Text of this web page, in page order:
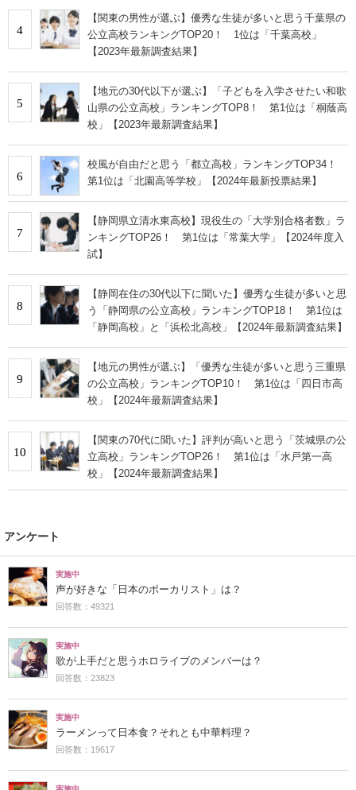
4
【関東の男性が選ぶ】優秀な生徒が多いと思う千葉県の
公立高校ランキングTOP20！ 1位は「千葉高校」
【2023年最新調査結果】
5
【地元の30代以下が選ぶ】「子どもを入学させたい和歌
山県の公立高校」ランキングTOP8！ 第1位は「桐蔭高
校」【2023年最新調査結果】
6
校風が自由だと思う「都立高校」ランキングTOP34！
第1位は「北園高等学校」【2024年最新投票結果】
7
【静岡県立清水東高校】現役生の「大学別合格者数」ラ
ンキングTOP26！ 第1位は「常葉大学」【2024年度入
試】
8
【静岡在住の30代以下に聞いた】優秀な生徒が多いと思
う「静岡県の公立高校」ランキングTOP18！ 第1位は
「静岡高校」と「浜松北高校」【2024年最新調査結果】
9
【地元の男性が選ぶ】「優秀な生徒が多いと思う三重県
の公立高校」ランキングTOP10！ 第1位は「四日市高
校」【2024年最新調査結果】
10
【関東の70代に聞いた】評判が高いと思う「茨城県の公
立高校」ランキングTOP26！ 第1位は「水戸第一高
校」【2024年最新調査結果】
アンケート
実施中
声が好きな「日本のボーカリスト」は？
回答数：49321
実施中
歌が上手だと思うホロライブのメンバーは？
回答数：23823
実施中
ラーメンって日本食？それとも中華料理？
回答数：19617